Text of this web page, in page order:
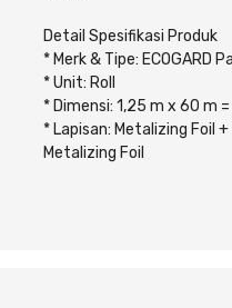
Detail Spesifikasi Produk
* Merk & Tipe: ECOGARD
* Unit: Roll
* Dimensi: 1,25 m x 60 m =
* Lapisan: Metalizing Foil
Metalizing Foil